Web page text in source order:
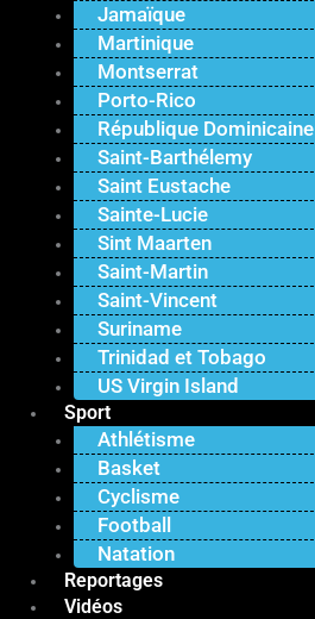
Jamaïque
Martinique
Montserrat
Porto-Rico
République Dominicaine
Saint-Barthélemy
Saint Eustache
Sainte-Lucie
Sint Maarten
Saint-Martin
Saint-Vincent
Suriname
Trinidad et Tobago
US Virgin Island
Sport
Athlétisme
Basket
Cyclisme
Football
Natation
Reportages
Vidéos